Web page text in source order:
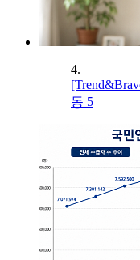
4.
동 5